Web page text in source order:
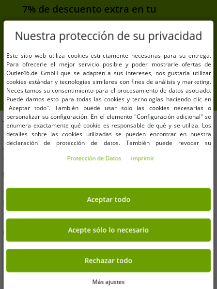
service@puma.com
7% de descuento extra en tu
compra
Suscríbete a nuestra newsletter y consigue tu 7% de
Tu dirección de correo electrónico aquí
inscribirse
TE AYUDAMOS!
¿Tiene alguna pregunta o necesita ayuda? ¡Estaremos
encantados de asesorarte!
E-Mail:
Su solicitud generalmente será respondida dentro de las 24
horas de lunes a viernes.
COMPRA DE FORMA SEGURA
Nuestra protección de su privacidad
Este sitio web utiliza cookies estrictamente necesarias para su entrega.
Para ofrecerle el mejor servicio posible y poder mostrarle ofertas de
Outlet46.de GmbH que se adapten a sus intereses, nos gustaría utilizar
cookies estándar y tecnologías similares con fines de análisis y marketing.
Necesitamos su consentimiento para el procesamiento de datos asociado.
Puede darnos esto para todas las cookies y tecnologías haciendo clic en
"Aceptar todo". También puede usar solo las cookies necesarias o
personalizar su configuración. En el elemento "Configuración adicional" se
enumera exactamente qué cookie es responsable de qué y se utiliza. Los
detalles sobre las cookies utilizadas se pueden encontrar en nuestra
declaración de protección de datos. También puede revocar su
encontrar en la impresión.Protección de Datos imprimir
Aceptar todo
Acepte sólo lo necesario
Rechazar todo
Más ajustes